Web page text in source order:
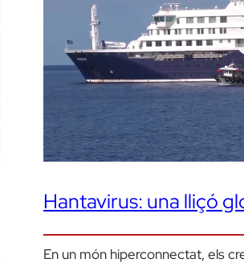
Hantavirus: una lliçó
En un món hiperconnectat, els